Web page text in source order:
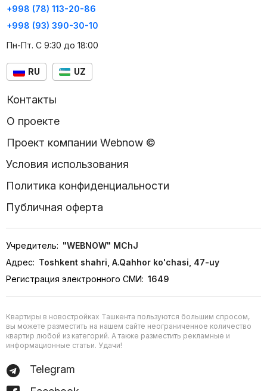
+998 (78) 113-20-86
+998 (93) 390-30-10
Пн-Пт. С 9:30 до 18:00
RU UZ
Контакты
О проекте
Проект компании Webnow ©
Условия использования
Политика конфиденциальности
Публичная оферта
Учредитель: "WEBNOW" MChJ
Адрес: Toshkent shahri, A.Qahhor ko'chasi, 47-uy
Регистрация электронного СМИ: 1649
Квартиры в новостройках Ташкента пользуются большим спросом,
вы можете разместить на нашем сайте неограниченное количество
квартир любой из категорий. А также разместить рекламные и
информационные статьи. Удачи!
Telegram